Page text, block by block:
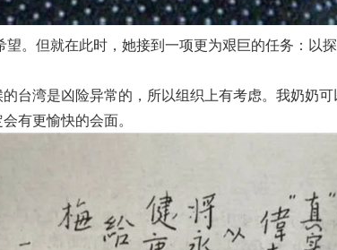
。但就在此时，她接到一项更为艰巨的任务：以
湾是凶险异常的，所以组织上有考虑。我奶奶可
有更愉快的会面。